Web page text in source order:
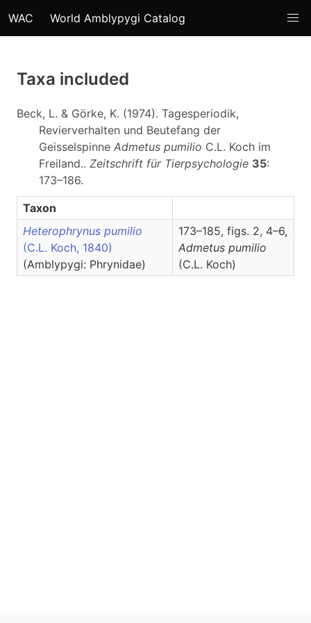
WAC World Amblypygi Catalog
Taxa included
Beck, L. & Görke, K. (1974). Tagesperiodik,
Revierverhalten und Beutefang der
Geisselspinne Admetus pumilio C.L. Koch im
Freiland.. Zeitschrift für Tierpsychologie 35:
173–186.
Taxon
Heterophrynus pumilio
(C.L. Koch, 1840)
(Amblypygi: Phrynidae)
173–185, figs. 2, 4–6,
Admetus pumilio
(C.L. Koch)